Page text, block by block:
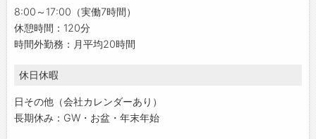
8:00～17:00（実働7時間）
休憩時間：120分
時間外勤務：月平均20時間
休日休暇
日その他（会社カレンダーあり）
長期休み：GW・お盆・年末年始